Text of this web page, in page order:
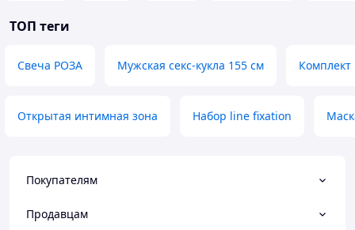
ТОП теги
Свеча РОЗА Мужская секс-кукла 155 см
Открытая интимная зона Набор line fixation
Покупателям
Продавцам